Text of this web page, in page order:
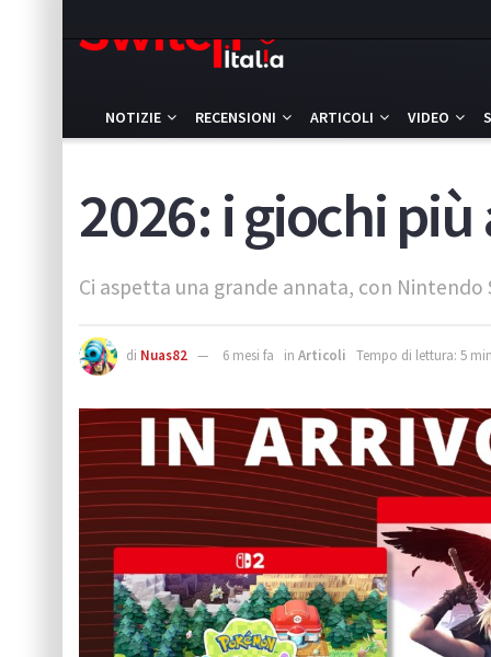
NOTIZIE RECENSIONI ARTICOLI VIDEO
2026: i giochi
Ci aspetta una grande annata, con
di Nuas82 6 mesi fa in Articoli Tempo di lettura: 5